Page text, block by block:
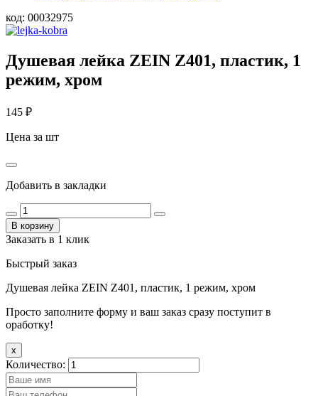
код: 00032975
Душевая лейка ZEIN Z401, пластик, 1
режим, хром
145 ₽
Цена за шт
Добавить в закладки
В корзину
Заказать в 1 клик
Быстрый заказ
Душевая лейка ZEIN Z401, пластик, 1 режим, хром
Просто заполните форму и ваш заказ сразу поступит в
оработку!
x
Количество: